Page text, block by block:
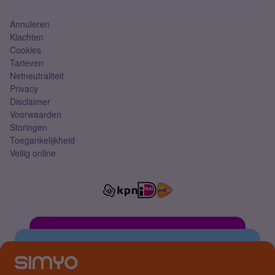
Annuleren
Klachten
Cookies
Tarieven
Netneutraliteit
Privacy
Disclaimer
Voorwaarden
Storingen
Toegankelijkheid
Veilig online